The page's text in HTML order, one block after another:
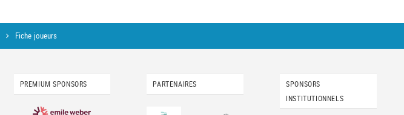
Fiche joueurs
PREMIUM SPONSORS PARTENAIRES
SPONSORS
INSTITUTIONNELS